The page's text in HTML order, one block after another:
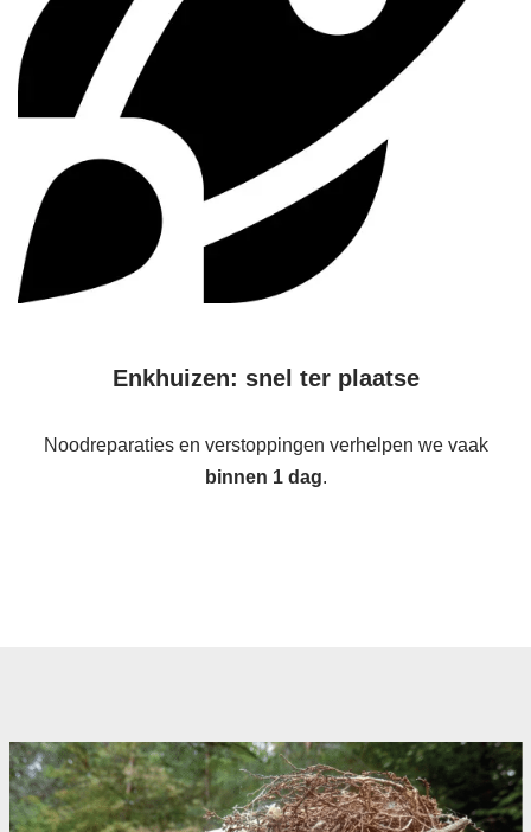
Enkhuizen: snel ter plaatse
Noodreparaties en verstoppingen verhelpen we vaak
binnen 1 dag.